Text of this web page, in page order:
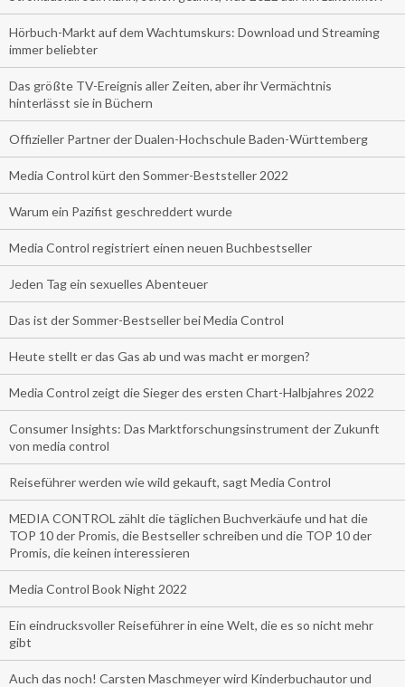
Hörbuch-Markt auf dem Wachtumskurs: Download und Streaming
immer beliebter
Das größte TV-Ereignis aller Zeiten, aber ihr Vermächtnis
hinterlässt sie in Büchern
Offizieller Partner der Dualen-Hochschule Baden-Württemberg
Media Control kürt den Sommer-Beststeller 2022
Warum ein Pazifist geschreddert wurde
Media Control registriert einen neuen Buchbestseller
Jeden Tag ein sexuelles Abenteuer
Das ist der Sommer-Bestseller bei Media Control
Heute stellt er das Gas ab und was macht er morgen?
Media Control zeigt die Sieger des ersten Chart-Halbjahres 2022
Consumer Insights: Das Marktforschungsinstrument der Zukunft
von media control
Reiseführer werden wie wild gekauft, sagt Media Control
MEDIA CONTROL zählt die täglichen Buchverkäufe und hat die
TOP 10 der Promis, die Bestseller schreiben und die TOP 10 der
Promis, die keinen interessieren
Media Control Book Night 2022
Ein eindrucksvoller Reiseführer in eine Welt, die es so nicht mehr
gibt
Auch das noch! Carsten Maschmeyer wird Kinderbuchautor und